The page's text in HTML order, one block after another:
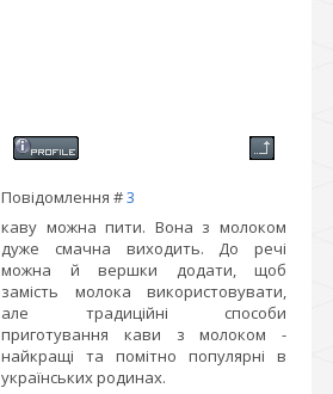
Повідомлення #3
каву можна пити. Вона з молоком
дуже смачна виходить. До речі
можна й вершки додати, щоб
замість молока використовувати,
але традиційні способи
приготування кави з молоком -
найкращі та помітно популярні в
українських родинах.